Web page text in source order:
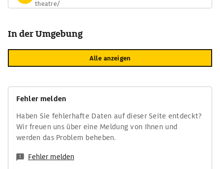
theatre/
In der Umgebung
Alle anzeigen
Fehler melden
Haben Sie fehlerhafte Daten auf dieser Seite entdeckt?
Wir freuen uns über eine Meldung von Ihnen und
werden das Problem beheben.
Fehler melden